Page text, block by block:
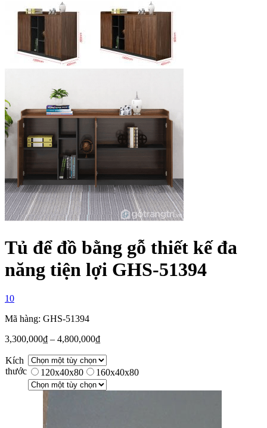
Tủ để đồ bằng gỗ thiết kế đa
năng tiện lợi GHS-51394
10
Mã hàng: GHS-51394
3,300,000₫ – 4,800,000₫
Kích
thước
120x40x80 160x40x80